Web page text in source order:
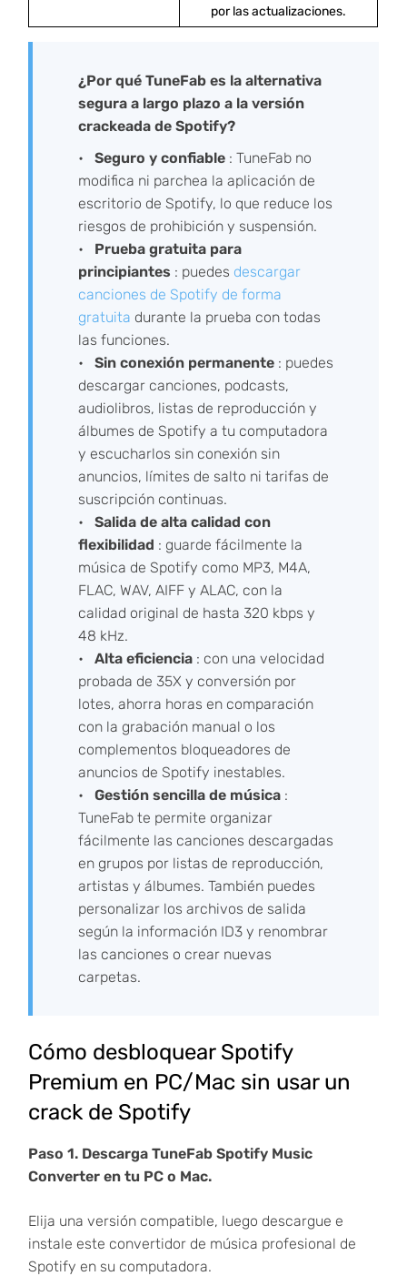
por las actualizaciones.
¿Por qué TuneFab es la alternativa
segura a largo plazo a la versión
crackeada de Spotify?
Seguro y confiable: TuneFab no
modifica ni parchea la aplicación de
escritorio de Spotify, lo que reduce los
riesgos de prohibición y suspensión.
Prueba gratuita para
principiantes : puedes descargar
canciones de Spotify de forma
gratuita durante la prueba con todas
las funciones.
Sin conexión permanente: puedes
descargar canciones, podcasts,
audiolibros, listas de reproducción y
álbumes de Spotify a tu computadora
y escucharlos sin conexión sin
anuncios, límites de salto ni tarifas de
suscripción continuas.
Salida de alta calidad con
flexibilidad : guarde fácilmente la
música de Spotify como MP3, M4A,
FLAC, WAV, AIFF y ALAC, con la
calidad original de hasta 320 kbps y
48 kHz.
Alta eficiencia: con una velocidad
probada de 35X y conversión por
lotes, ahorra horas en comparación
con la grabación manual o los
complementos bloqueadores de
anuncios de Spotify inestables.
Gestión sencilla de música:
TuneFab te permite organizar
fácilmente las canciones descargadas
en grupos por listas de reproducción,
artistas y álbumes. También puedes
personalizar los archivos de salida
según la información ID3 y renombrar
las canciones o crear nuevas
carpetas.
Cómo desbloquear Spotify
Premium en PC/Mac sin usar un
crack de Spotify
Paso 1. Descarga TuneFab Spotify Music
Converter en tu PC o Mac.
Elija una versión compatible, luego descargue e
instale este convertidor de música profesional de
Spotify en su computadora.